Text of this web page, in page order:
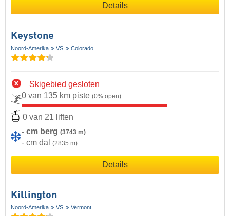
Details
Keystone
Noord-Amerika VS Colorado
Skigebied gesloten
0 van 135 km piste (0% open)
0 van 21 liften
- cm berg (3743 m)
- cm dal (2835 m)
Details
Killington
Noord-Amerika VS Vermont